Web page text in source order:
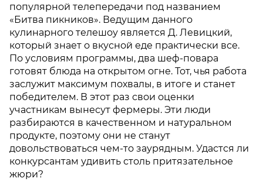
популярной телепередачи под названием
«Битва пикников». Ведущим данного
кулинарного телешоу является Д. Левицкий,
который знает о вкусной еде практически все.
По условиям программы, два шеф-повара
готовят блюда на открытом огне. Тот, чья работа
заслужит максимум похвалы, в итоге и станет
победителем. В этот раз свои оценки
участникам вынесут фермеры. Эти люди
разбираются в качественном и натуральном
продукте, поэтому они не станут
довольствоваться чем-то заурядным. Удастся ли
конкурсантам удивить столь притязательное
жюри?